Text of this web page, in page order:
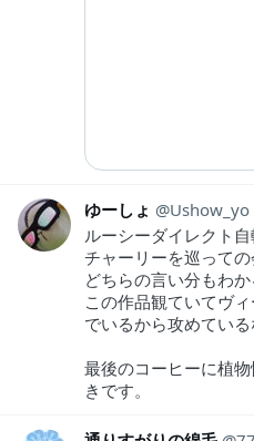
ゆーしょ Ushow_yo
ルーシーダイレクト
チャーリーを巡って
どちらの言い分もわ
この作品観ていてヴ
でいるから攻めている
最後のコーヒーに植
きです。